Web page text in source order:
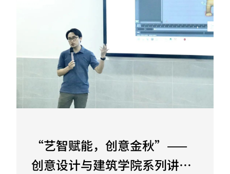
“艺智赋能，创意金秋”——
创意设计与建筑学院系列讲座